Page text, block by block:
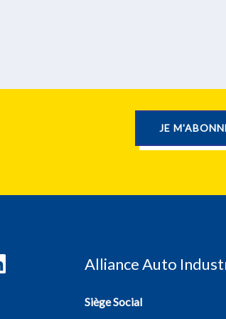
JE
Alliance Auto
Siège Social